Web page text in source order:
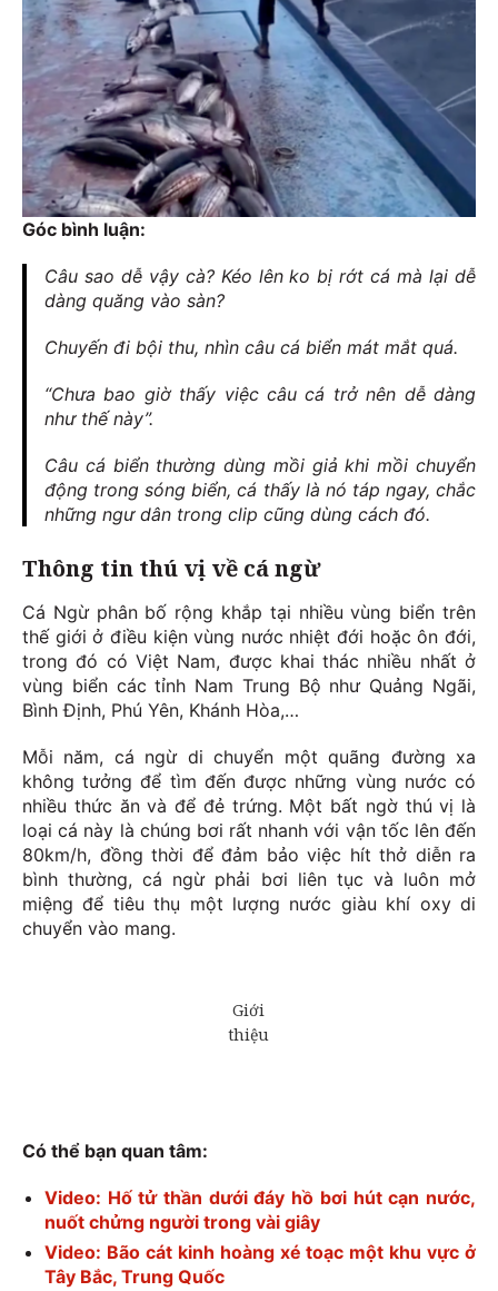
Góc bình luận:
Câu sao dễ vậy cà? Kéo lên ko bị rớt cá mà lại dễ
dàng quăng vào sàn?
Chuyến đi bội thu, nhìn câu cá biển mát mắt quá.
“Chưa bao giờ thấy việc câu cá trở nên dễ dàng
như thế này”.
Câu cá biển thường dùng mồi giả khi mồi chuyển
động trong sóng biển, cá thấy là nó táp ngay, chắc
những ngư dân trong clip cũng dùng cách đó.
Thông tin thú vị về cá ngừ
Cá Ngừ phân bố rộng khắp tại nhiều vùng biển trên
thế giới ở điều kiện vùng nước nhiệt đới hoặc ôn đới,
trong đó có Việt Nam, được khai thác nhiều nhất ở
vùng biển các tỉnh Nam Trung Bộ như Quảng Ngãi,
Bình Định, Phú Yên, Khánh Hòa,…
Mỗi năm, cá ngừ di chuyển một quãng đường xa
không tưởng để tìm đến được những vùng nước có
nhiều thức ăn và để đẻ trứng. Một bất ngờ thú vị là
loại cá này là chúng bơi rất nhanh với vận tốc lên đến
80km/h, đồng thời để đảm bảo việc hít thở diễn ra
bình thường, cá ngừ phải bơi liên tục và luôn mở
miệng để tiêu thụ một lượng nước giàu khí oxy di
chuyển vào mang.
Có thể bạn quan tâm:
Video: Hố tử thần dưới đáy hồ bơi hút cạn nước,
nuốt chửng người trong vài giây
Video: Bão cát kinh hoàng xé toạc một khu vực ở
Tây Bắc, Trung Quốc